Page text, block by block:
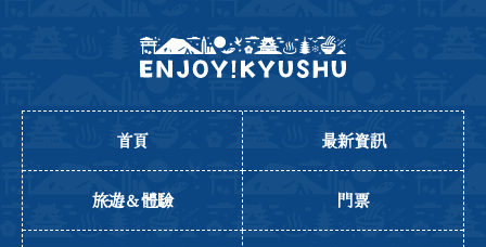
首頁 最新資訊
旅遊＆體驗 門票